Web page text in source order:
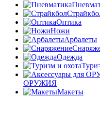
Оптика
Ножи
Арбалеты
Одежда
ОРУЖИЯ
Макеты